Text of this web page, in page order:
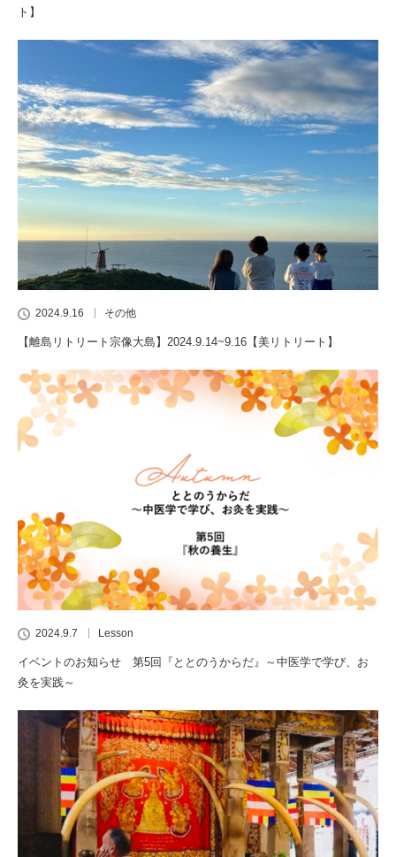
ト】
2024.9.16 その他
【離島リトリート宗像大島】2024.9.14~9.16【美リトリート】
2024.9.7 Lesson
イベントのお知らせ 第5回『ととのうからだ』～中医学で学び、お
灸を実践～